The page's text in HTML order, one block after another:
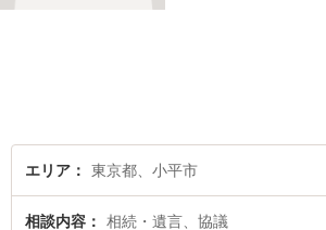
エリア 東京都、小平市
相談内容 相続・遺言、協議